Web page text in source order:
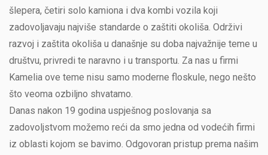
šlepera, četiri solo kamiona i dva kombi vozila koji
zadovoljavaju najviše standarde o zaštiti okoliša. Održivi
razvoj i zaštita okoliša u današnje su doba najvažnije teme u
društvu, privredi te naravno i u transportu. Za nas u firmi
Kamelia ove teme nisu samo moderne floskule, nego nešto
što veoma ozbiljno shvatamo.
Danas nakon 19 godina uspješnog poslovanja sa
zadovoljstvom možemo reći da smo jedna od vodećih firmi
iz oblasti kojom se bavimo. Odgovoran pristup prema našim